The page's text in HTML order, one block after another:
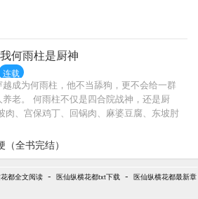
何雨柱是厨神
连载
成为何雨柱，他不当舔狗，更不会给一群
养老。 何雨柱不仅是四合院战神，还是厨
肉、宫保鸡丁、回锅肉、麻婆豆腐、东坡肘
全书完结）
都全文阅读 - 医仙纵横花都txt下载 - 医仙纵横花都最新章